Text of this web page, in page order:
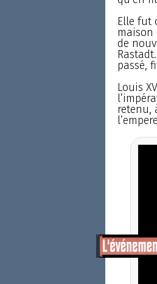
Elle fut
maison
de
passé,
Louis
retenu,